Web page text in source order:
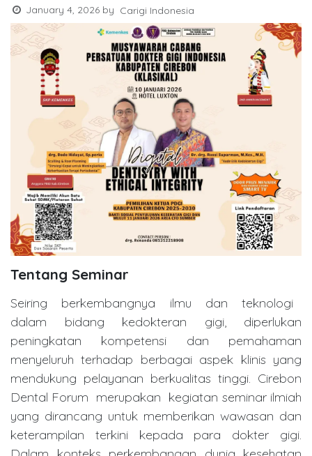
January 4, 2026 by Carigi Indonesia
Tentang Seminar
Seiring berkembangnya ilmu dan teknologi
dalam bidang kedokteran gigi, diperlukan
peningkatan kompetensi dan pemahaman
menyeluruh terhadap berbagai aspek klinis yang
mendukung pelayanan berkualitas tinggi. Cirebon
Dental Forum merupakan kegiatan seminar ilmiah
yang dirancang untuk memberikan wawasan dan
keterampilan terkini kepada para dokter gigi.